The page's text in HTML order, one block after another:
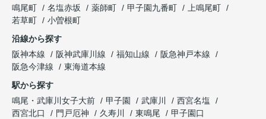
鳴尾町
名塩赤坂 薬師町 甲子園九番町
上鳴尾町
若草町
小曽根町
沿線から探す
阪神本線
阪神武庫川線 福知山線
阪急神戸本線
阪急今津線
東海道本線
駅から探す
鳴尾・武庫川女子大前
甲子園 武庫川
西宮名塩
西宮北口
門戸厄神 久寿川 東鳴尾 甲子園口